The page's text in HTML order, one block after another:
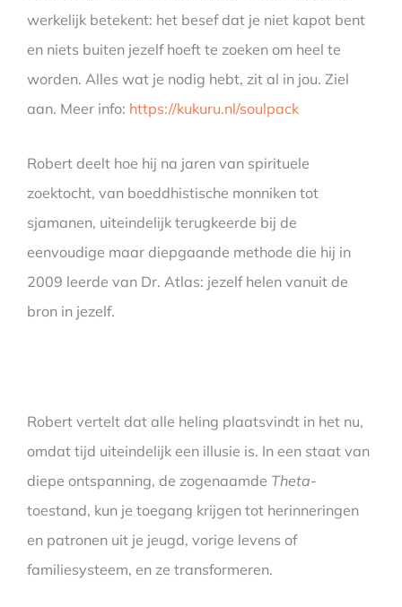
werkelijk betekent: het besef dat je niet kapot bent
en niets buiten jezelf hoeft te zoeken om heel te
worden. Alles wat je nodig hebt, zit al in jou. Ziel
aan. Meer info: https://kukuru.nl/soulpack
Robert deelt hoe hij na jaren van spirituele
zoektocht, van boeddhistische monniken tot
sjamanen, uiteindelijk terugkeerde bij de
eenvoudige maar diepgaande methode die hij in
2009 leerde van Dr. Atlas: jezelf helen vanuit de
bron in jezelf.
Robert vertelt dat alle heling plaatsvindt in het nu,
omdat tijd uiteindelijk een illusie is. In een staat van
diepe ontspanning, de zogenaamde Theta-
toestand, kun je toegang krijgen tot herinneringen
en patronen uit je jeugd, vorige levens of
familiesysteem, en ze transformeren.